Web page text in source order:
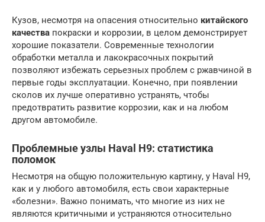
Кузов, несмотря на опасения относительно китайского
качества покраски и коррозии, в целом демонстрирует
хорошие показатели. Современные технологии
обработки металла и лакокрасочных покрытий
позволяют избежать серьезных проблем с ржавчиной в
первые годы эксплуатации. Конечно, при появлении
сколов их лучше оперативно устранять, чтобы
предотвратить развитие коррозии, как и на любом
другом автомобиле.
Проблемные узлы Haval H9: статистика
поломок
Несмотря на общую положительную картину, у Haval H9,
как и у любого автомобиля, есть свои характерные
«болезни». Важно понимать, что многие из них не
являются критичными и устраняются относительно